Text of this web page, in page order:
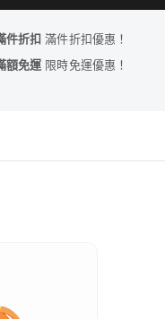
件折扣滿件折扣優惠！
額免運 限時免運優惠！